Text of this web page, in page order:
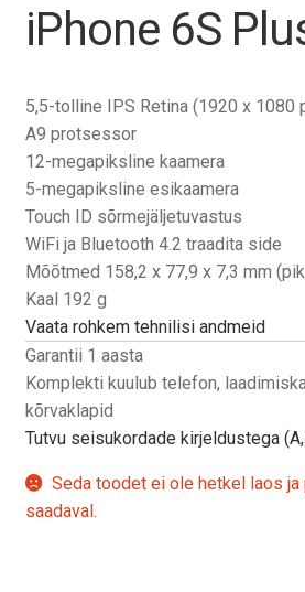
iPhone 6S
5,5-tolline IPS Retina (1920 x 1080
A9 protsessor
12-megapiksline kaamera
5-megapiksline esikaamera
Touch ID sõrmejäljetuvastus
WiFi ja Bluetooth 4.2 traadita side
Mõõtmed 158,2 x 77,9 x 7,3 mm
Kaal 192 g
Vaata rohkem tehnilisi andmeid
Garantii 1 aasta
Komplekti kuulub telefon,
kõrvaklapid
Tutvu seisukordade kirjeldustega
Seda toodet ei ole hetkel laos
saadaval.